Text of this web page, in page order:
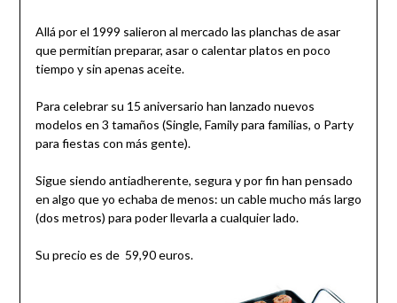
Allá por el 1999 salieron al mercado las planchas de asar
que permitían preparar, asar o calentar platos en poco
tiempo y sin apenas aceite.
Para celebrar su 15 aniversario han lanzado nuevos
modelos en 3 tamaños (Single, Family para familias, o Party
para fiestas con más gente).
Sigue siendo antiadherente, segura y por fin han pensado
en algo que yo echaba de menos: un cable mucho más largo
(dos metros) para poder llevarla a cualquier lado.
Su precio es de 59,90 euros.